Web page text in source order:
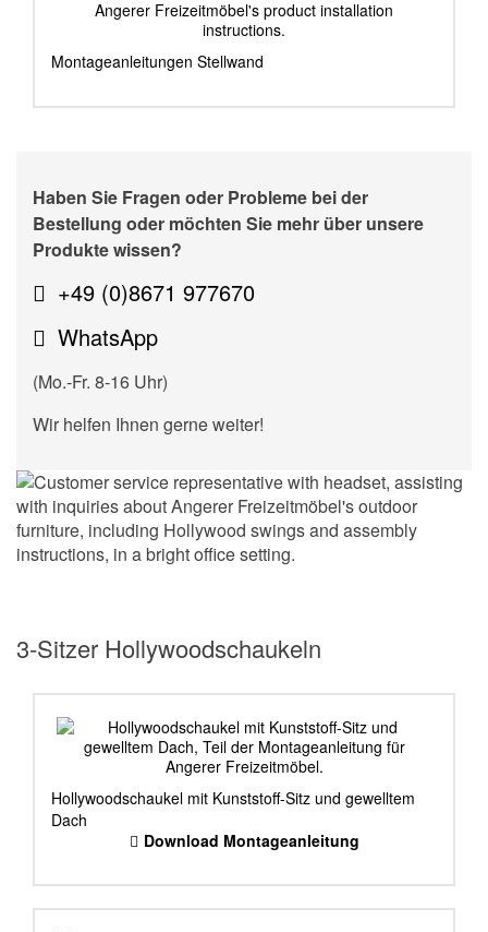
Montageanleitungen Stellwand
Haben Sie Fragen oder Probleme bei der
Bestellung oder möchten Sie mehr über unsere
Produkte wissen?
+49 (0)8671 977670
WhatsApp
(Mo.-Fr. 8-16 Uhr)
Wir helfen Ihnen gerne weiter!
3-Sitzer Hollywoodschaukeln
Hollywoodschaukel mit Kunststoff-Sitz und gewelltem
Dach
Download Montageanleitung